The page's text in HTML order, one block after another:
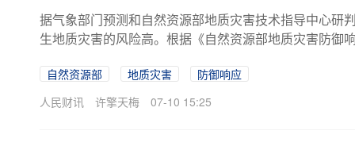
据气象部门预测和自然资源部地质灾害技术指导中心研
生地质灾害的风险高。根据《自然资源部地质灾害防御
自然资源部 地质灾害
防御响应
人民财讯
许擎天梅 07-10 15:25